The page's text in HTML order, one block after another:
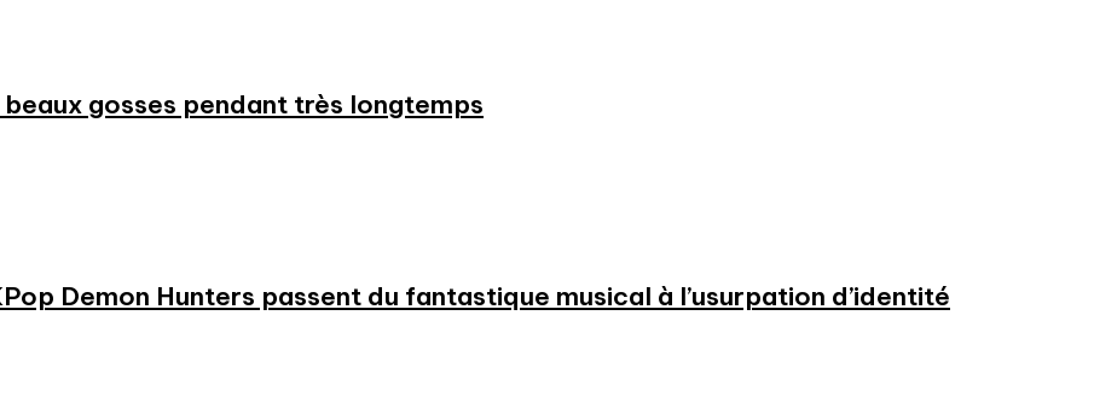
gosses pendant très longtemps
Demon Hunters passent du fantastique musical à l’usurpation d’identité